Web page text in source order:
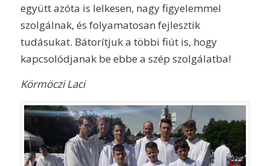
együtt azóta is lelkesen, nagy figyelemmel
szolgálnak, és folyamatosan fejlesztik
tudásukat. Bátorítjuk a többi fiút is, hogy
kapcsolódjanak be ebbe a szép szolgálatba!
Körmöczi Laci